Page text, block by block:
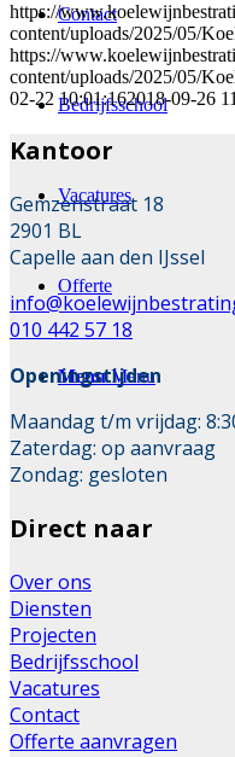
Contact
Bedrijfsschool
Vacatures
Offerte
Menu Menu
https://
content/uploads/2025/05/
https://
content/uploads/2025/05/
02-22 10:01:162018-09-26
Kantoor
Gemzenstraat 18
2901 BL
Capelle aan den IJssel
010 442 57 18
Openingstijden
Maandag t/m vrijdag:
Zaterdag: op aanvraag
Zondag: gesloten
Direct naar
Over ons
Diensten
Projecten
Bedrijfsschool
Vacatures
Contact
Offerte aanvragen